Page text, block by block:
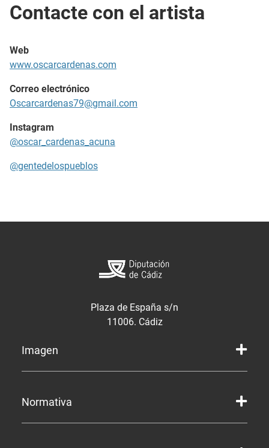
Contacte con el artista
Web
www.oscarcardenas.com
Correo electrónico
Oscarcardenas79@gmail.com
Instagram
@oscar_cardenas_acuna
@gentedelospueblos
Plaza de España s/n
11006. Cádiz
Imagen
Normativa